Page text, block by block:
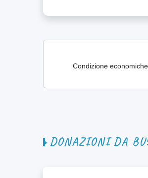
Condizione
DONAZIONI DA BU